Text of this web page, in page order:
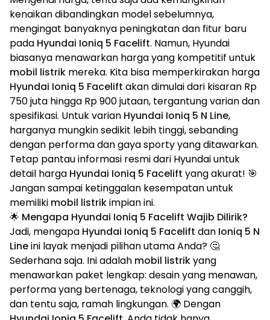
kenaikan dibandingkan model sebelumnya,
mengingat banyaknya peningkatan dan fitur baru
pada Hyundai Ioniq 5 Facelift. Namun, Hyundai
biasanya menawarkan harga yang kompetitif untuk
mobil listrik mereka. Kita bisa memperkirakan harga
Hyundai Ioniq 5 Facelift akan dimulai dari kisaran Rp
750 juta hingga Rp 900 jutaan, tergantung varian dan
spesifikasi. Untuk varian Hyundai Ioniq 5 N Line,
harganya mungkin sedikit lebih tinggi, sebanding
dengan performa dan gaya sporty yang ditawarkan.
Tetap pantau informasi resmi dari Hyundai untuk
detail harga Hyundai Ioniq 5 Facelift yang akurat! 🎯
Jangan sampai ketinggalan kesempatan untuk
memiliki mobil listrikimpian ini.
🌟 Mengapa Hyundai Ioniq 5 Facelift Wajib Dilirik?
Jadi, mengapa Hyundai Ioniq 5 Facelift dan Ioniq 5 N
Lineini layak menjadi pilihan utama Anda? 🤔
Sederhana saja. Ini adalah mobil listrikyang
menawarkan paket lengkap: desain yang menawan,
performa yang bertenaga, teknologi yang canggih,
dan tentu saja, ramah lingkungan. 🌍 Dengan